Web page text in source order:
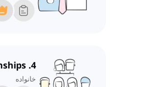
4. Family and Relationships
خانواده